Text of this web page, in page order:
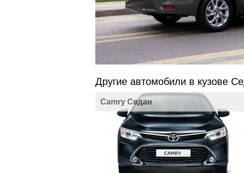
Другие автомобили в кузове
Camry Седан